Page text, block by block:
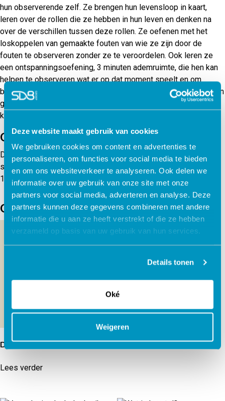
Deze website maakt gebruik van cookies
We gebruiken cookies om content en advertenties te
personaliseren, om functies voor social media te bieden
en om ons websiteverkeer te analyseren. Ook delen we
informatie over uw gebruik van onze site met onze
partners voor social media, adverteren en analyse. Deze
partners kunnen deze gegevens combineren met andere
informatie die u aan ze heeft verstrekt of die ze hebben
verzameld op basis van uw gebruik van hun services.
Details tonen
Oké
Weigeren
hun observerende zelf. Ze brengen hun levensloop in kaart,
leren over de rollen die ze hebben in hun leven en denken na
over de verschillen tussen deze rollen. Ze oefenen met het
loskoppelen van gemaakte fouten van wie ze zijn door de
fouten te observeren zonder ze te veroordelen. Ook leren ze
een ontspanningsoefening, 3 minuten ademruimte, die hen kan
helpen te observeren wat er op dat moment speelt en om
bewuste keuzes te maken. Tot slot evalueren ze wat ze hebben
geleerd, waar ze moeite mee hadden en bedenken ze wat ze
kunnen doen om hiermee om te gaan.
Onderbouwing
Deze module is ontwikkeld door het Karify Contentteam in
samenwerking met experts van ACT psychologen en Stichting
1nP en is gebaseerd op acceptatie en commitment therapie.
Gerelateerde producten
Dappere Kat
Lees verder
Omgaan met schulden